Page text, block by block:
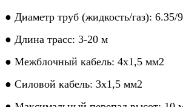
● Диаметр труб (жидкость/газ): 6.35/
● Длина трасс: 3-20 м
● Межблочный кабель: 4x1,5 мм2
● Силовой кабель: 3x1,5 мм2